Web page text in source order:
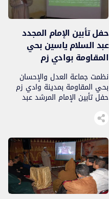
حفل تأبين الإمام المجدد
عبد السلام ياسين بحي
المقاومة بوادي زم
نظمت جماعة العدل والإحسان
بحي المقاومة بمدينة وادي زم
حفل تأبين الإمام المرشد عبد
يناير 2013..